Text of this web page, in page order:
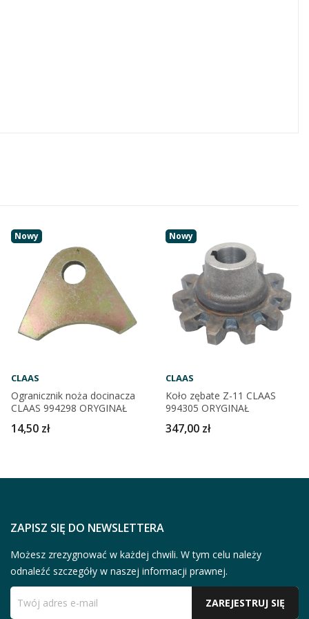
Nowy
CLAAS
Ogranicznik noża docinacza
CLAAS 994298 ORYGINAŁ
14,50 zł
Nowy
CLAAS
Koło zębate Z-11 CLAAS
994305 ORYGINAŁ
347,00 zł
ZAPISZ SIĘ DO NEWSLETTERA
Możesz zrezygnować w każdej chwili. W tym celu należy
odnaleźć szczegóły w naszej informacji prawnej.